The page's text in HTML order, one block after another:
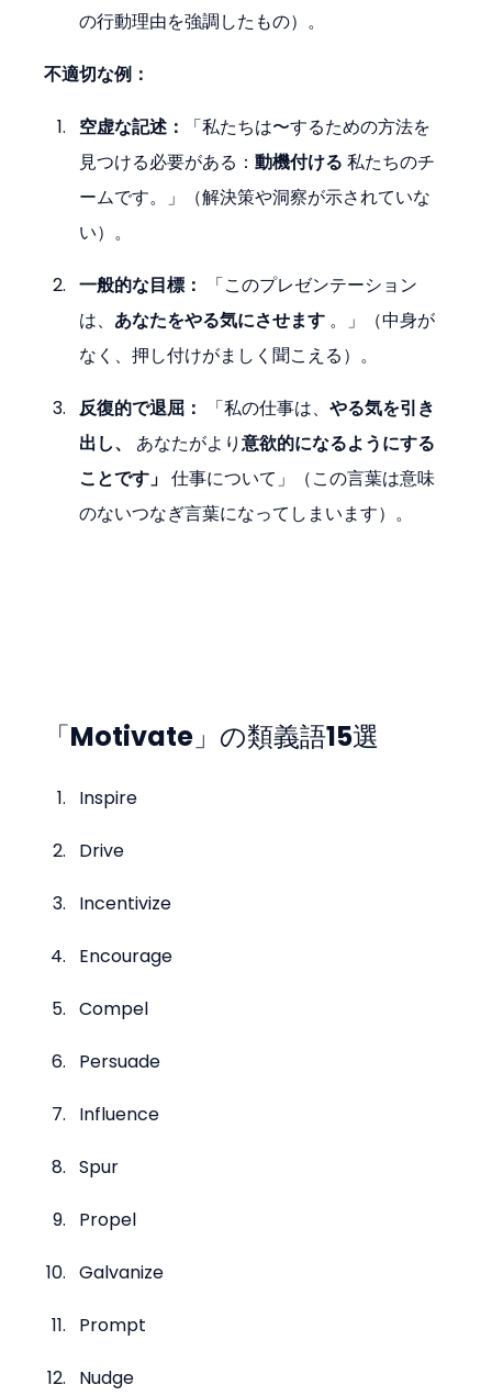
の行動理由を強調したもの）。
不適切な例：
空虚な記述：
「私たちは〜するための方法を
見つける必要がある：動機付ける 私たちのチ
ームです。」（解決策や洞察が示されていな
い）。
一般的な目標：
「このプレゼンテーション
は、 あなたをやる気にさせます 。」（中身が
なく、押し付けがましく聞こえる）。
反復的で退屈： 「私の仕事は、やる気を引き
出し、
あなたがより意欲的になるようにする
ことです」 仕事について」（この言葉は意味
のないつなぎ言葉になってしまいます）。
「Motivate」の類義語15選
Inspire
Drive
Incentivize
Encourage
Compel
Persuade
Influence
Spur
Propel
Galvanize
Prompt
Nudge